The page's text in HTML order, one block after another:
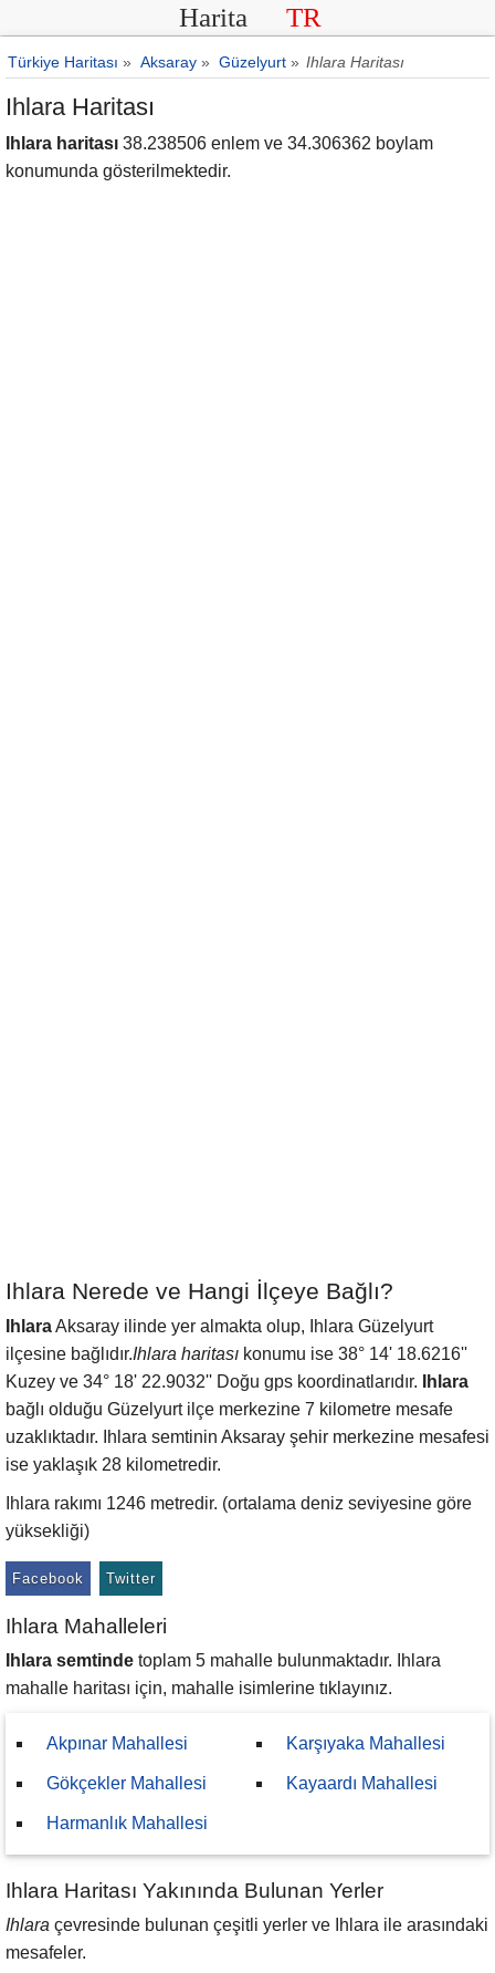
Harita TR
Türkiye Haritası » Aksaray » Güzelyurt » Ihlara Haritası
Ihlara Haritası
Ihlara haritası 38.238506 enlem ve 34.306362 boylam
konumunda gösterilmektedir.
Ihlara Nerede ve Hangi İlçeye Bağlı?
IhlaraAksaray ilinde yer almakta olup, Ihlara Güzelyurt
ilçesine bağlıdır.Ihlara haritası konumu ise 38° 14' 18.6216''
Kuzey ve 34° 18' 22.9032'' Doğu gps koordinatlarıdır.
Ihlara
bağlı olduğu Güzelyurt ilçe merkezine 7 kilometre mesafe
uzaklıktadır. Ihlara semtinin Aksaray şehir merkezine mesafesi
ise yaklaşık 28 kilometredir.
Ihlara rakımı 1246 metredir. (ortalama deniz seviyesine göre
yüksekliği)
Facebook Twitter
Ihlara Mahalleleri
Ihlara semtinde toplam 5 mahalle bulunmaktadır. Ihlara
mahalle haritası için, mahalle isimlerine tıklayınız.
Akpınar Mahallesi
Gökçekler Mahallesi
Harmanlık Mahallesi
Karşıyaka Mahallesi
Kayaardı Mahallesi
Ihlara Haritası Yakınında Bulunan Yerler
Ihlara çevresinde bulunan çeşitli yerler ve Ihlara ile arasındaki
mesafeler.